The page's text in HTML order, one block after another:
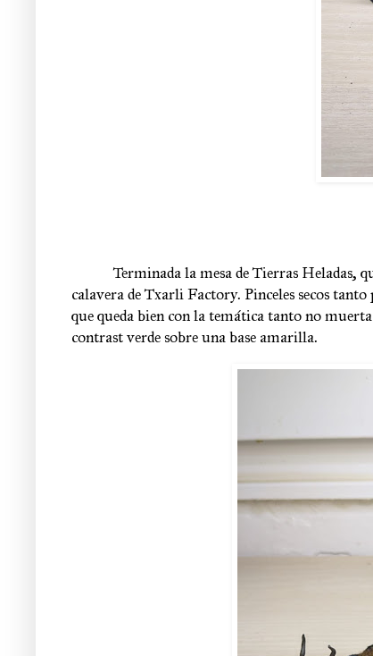
Terminada la mesa de Tierras Heladas,
calavera de Txarli Factory. Pinceles secos
que queda bien con la temática tanto no
contrast verde sobre una base amarilla.